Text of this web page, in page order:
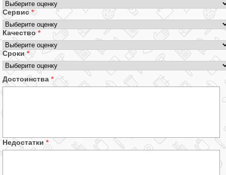
Сервис*
Качество*
Сроки *
Достоинства *
Недостатки *